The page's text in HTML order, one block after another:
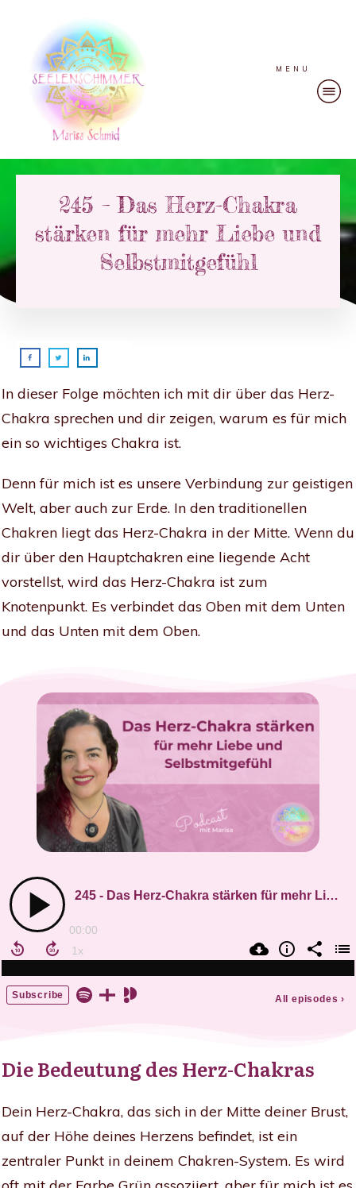
MENU
245 – Das Herz-Chakra
stärken für mehr Liebe und
Selbstmitgefühl
In dieser Folge möchten ich mit dir über das Herz-
Chakra sprechen und dir zeigen, warum es für mich
ein so wichtiges Chakra ist.
Denn für mich ist es unsere Verbindung zur geistigen
Welt, aber auch zur Erde. In den traditionellen
Chakren liegt das Herz-Chakra in der Mitte. Wenn du
dir über den Hauptchakren eine liegende Acht
vorstellst, wird das Herz-Chakra ist zum
Knotenpunkt. Es verbindet das Oben mit dem Unten
und das Unten mit dem Oben.
Die Bedeutung des Herz-Chakras
Dein Herz-Chakra, das sich in der Mitte deiner Brust,
auf der Höhe deines Herzens befindet, ist ein
zentraler Punkt in deinem Chakren-System. Es wird